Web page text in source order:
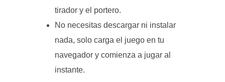
tirador y el portero.
No necesitas descargar ni instalar
nada, solo carga el juego en tu
navegador y comienza a jugar al
instante.